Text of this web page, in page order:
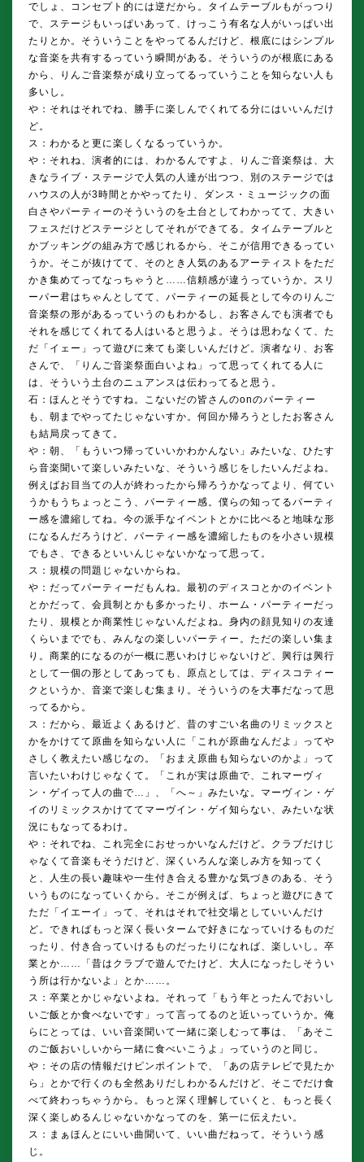
でしょ、コンセプト的には逆だから。タイムテーブルもがっつり
で、ステージもいっぱいあって、けっこう有名な人がいっぱい出
たりとか。そういうことをやってるんだけど、根底にはシンプル
な音楽を共有するっていう瞬間がある。そういうのが根底にある
から、りんご音楽祭が成り立ってるっていうことを知らない人も
多いし。
や：それはそれでね、勝手に楽しんでくれてる分にはいいんだけ
ど。
ス：わかると更に楽しくなるっていうか。
や：それね、演者的には、わかるんですよ、りんご音楽祭は、大
きなライブ・ステージで人気の人達が出つつ、別のステージでは
ハウスの人が3時間とかやってたり、ダンス・ミュージックの面
白さやパーティーのそういうのを土台としてわかってて、大きい
フェスだけどステージとしてそれができてる。タイムテーブルと
かブッキングの組み方で感じれるから、そこが信用できるってい
うか。そこが抜けてて、そのとき人気のあるアーティストをただ
かき集めてってなっちゃうと……信頼感が違うっていうか。スリ
ーパー君はちゃんとしてて、パーティーの延長として今のりんご
音楽祭の形があるっていうのもわかるし、お客さんでも演者でも
それを感じてくれてる人はいると思うよ。そうは思わなくて、た
だ「イェー」って遊びに来ても楽しいんだけど。演者なり、お客
さんで、「りんご音楽祭面白いよね」って思ってくれてる人に
は、そういう土台のニュアンスは伝わってると思う。
石：ほんとそうですね。こないだの皆さんのonのパーティー
も、朝までやってたじゃないすか。何回か帰ろうとしたお客さん
も結局戻ってきて。
や：朝、「もういつ帰っていいかわかんない」みたいな、ひたす
ら音楽聞いて楽しいみたいな、そういう感じをしたいんだよね。
例えばお目当ての人が終わったから帰ろうかなってより、何てい
うかもうちょっとこう、パーティー感。僕らの知ってるパーティ
ー感を濃縮してね。今の派手なイベントとかに比べると地味な形
になるんだろうけど、パーティー感を濃縮したものを小さい規模
でもさ、できるといいんじゃないかなって思って。
ス：規模の問題じゃないからね。
や：だってパーティーだもんね。最初のディスコとかのイベント
とかだって、会員制とかも多かったり、ホーム・パーティーだっ
たり、規模とか商業性じゃないんだよね。身内の顔見知りの友達
くらいまででも、みんなの楽しいパーティー。ただの楽しい集ま
り。商業的になるのが一概に悪いわけじゃないけど、興行は興行
として一個の形としてあっても、原点としては、ディスコティー
クというか、音楽で楽しむ集まり。そういうのを大事だなって思
ってるから。
ス：だから、最近よくあるけど、昔のすごい名曲のリミックスと
かをかけてて原曲を知らない人に「これが原曲なんだよ」ってや
さしく教えたい感じなの。「おまえ原曲も知らないのかよ」って
言いたいわけじゃなくて。「これが実は原曲で、これマーヴィ
ン・ゲイって人の曲で…」、「へ～」みたいな。マーヴィン・ゲ
イのリミックスかけててマーヴイン・ゲイ知らない、みたいな状
況にもなってるわけ。
や：それでね、これ完全におせっかいなんだけど。クラブだけじ
ゃなくて音楽もそうだけど、深くいろんな楽しみ方を知ってく
と、人生の長い趣味や一生付き合える豊かな気づきのある、そう
いうものになっていくから。そこが例えば、ちょっと遊びにきて
ただ「イエーイ」って、それはそれで社交場としていいんだけ
ど。できればもっと深く長いタームで好きになっていけるものだ
ったり、付き合っていけるものだったりになれば、楽しいし。卒
業とか……「昔はクラブで遊んでたけど、大人になったしそうい
う所は行かないよ」とか……。
ス：卒業とかじゃないよね。それって「もう年とったんでおいし
いご飯とか食べないです」って言ってるのと近いっていうか。俺
らにとっては、いい音楽聞いて一緒に楽しむって事は、「あそこ
のご飯おいしいから一緒に食べいこうよ」っていうのと同じ。
や：その店の情報だけピンポイントで、「あの店テレビで見たか
ら」とかで行くのも全然ありだしわかるんだけど、そこでだけ食
べて終わっちゃうから。もっと深く理解していくと、もっと長く
深く楽しめるんじゃないかなってのを、第一に伝えたい。
ス：まぁほんとにいい曲聞いて、いい曲だねって。そういう感
じ。